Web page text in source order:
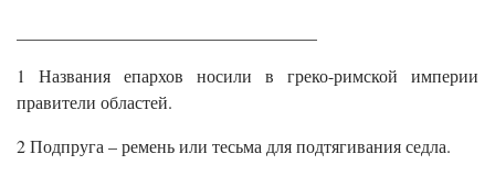
1 Названия епархов носили в греко-римской империи
правители областей.
2 Подпруга – ремень или тесьма для подтягивания седла.